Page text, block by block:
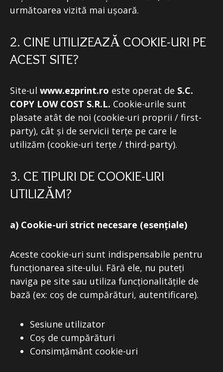
următoarea vizită mai ușoară.
2. CINE UTILIZEAZĂ COOKIE-URI PE
ACEST SITE?
Site-ul www.ezprint.ro este operat de S.C.
COPY LOW COST S.R.L. Cookie-urile sunt
plasate atât de noi (cookie-uri proprii / first-
party), cât și de servicii terțe pe care le
utilizăm (cookie-uri terțe / third-party).
3. CE TIPURI DE COOKIE-URI
UTILIZĂM?
a) Cookie-uri strict necesare (esențiale)
Aceste cookie-uri sunt indispensabile pentru
funcționarea site-ului. Fără ele, nu puteți
naviga pe site sau utiliza funcționalitățile de
bază (ex: coș de cumpărături, autentificare).
Sesiune utilizator
Coș de cumpărături
Consimțământ cookie-uri